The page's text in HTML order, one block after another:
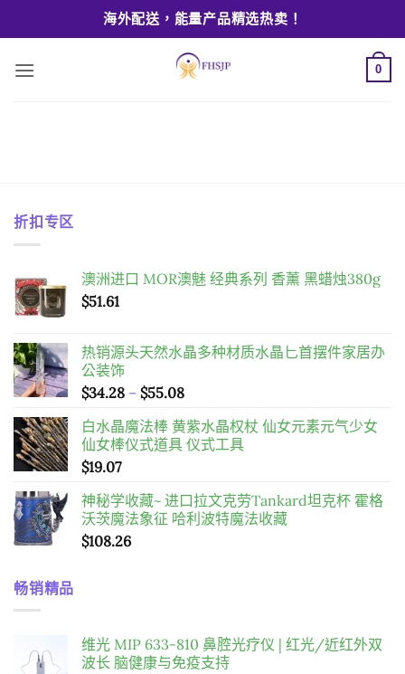
海外配送，能量产品精选热卖！
0
折扣专区
澳洲进口 MOR澳魅 经典系列 香薰 黑蜡烛380g
$51.61
热销源头天然水晶多种材质水晶匕首摆件家居办
公装饰
$34.28 – $55.08價
範
圍：
$55.08
白水晶魔法棒 黄紫水晶权杖 仙女元素元气少女
仙女棒仪式道具 仪式工具
$19.07
神秘学收藏~ 进口拉文克劳Tankard坦克杯 霍格
沃茨魔法象征 哈利波特魔法收藏
$108.26
畅销精品
维光 MIP 633-810 鼻腔光疗仪 | 红光/近红外双
波长 脑健康与免疫支持